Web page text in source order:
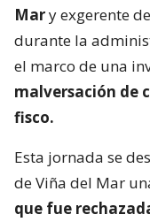
Mary exgerente
durante la
el marco de una
malversación de
fisco.
Esta jornada se
de Viña del Mar
que fue